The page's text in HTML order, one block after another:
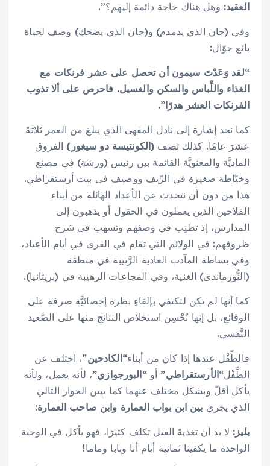
العقيد: وهل هناك حاجة دائمة إليهم؟”.
وفي (جان الذي يدمدم) و(جان الذي يضحك) وصف لحياة
بائع جوّال:
“لقد وَعَدْتَ سيمون أن تحصل على عشر فرنكات مع
الغذاء واللِّباس والسكن والغسيل. فاحرص على ألا تذوب
الفرنكات العشر هدرًا”.
كما نجد إشارة إلى نادل المقهى الذي يبلغ من العمر ثلاثةَ
عشرَ عامًا. كذلك تصف (الكونتيسة دو سيغور) الفروق
الماديَّة والمعنويَّة القائمة بين رئيس (ورشة) في مصنع
وخيَّاطة صغيرة في الرِّيف ووصيف في بيت أرستقراطي.
هذا من دون أن نتحدث عن الأعداد الهائلة من أبناء
الفلاحين الذين يعملون في الحقول أو يذهبون إلى
المدارس، إذ تطنِب في وصفهم وتسهب في شرح
ظروفهم: في الولائم التي تقام في القرى في أيام الأعياد،
وفي بساطة المآدب العادية الرَّتيبة في منطقة
(النُّورماندي) الغنية، وفي المجاعات الرهيبة في (بريتانيا).
كما أنها لم تكن لتكتفي بإلقاءِ نظرة إحصائيَّة صرفة على
الوقائع، بل إنها تُحْسِن استخلاص النتائج منها على الصَّعيد
النَّفسي.
فالطِّفْل عندها إذا كان من أبناء“الكادحين”، اختلف عن
الطِّفْل“الأرستقراطي” أو“البورجوازي”، لأنه يعمل، ولأنه
يأكل أقلّ وبشكل مختلف عنهما كما يبين الحوار التالي
الذي يجري بين ابن بواب العمارة وابن صاحب العمارة:
بليز: لا بد أن تغذيةَ الفيل تكلف كثيرًا، فهو يأكل في الوجبة
الواحدة ما يكفينا ثمانية أيام أنا وبابا وماما!